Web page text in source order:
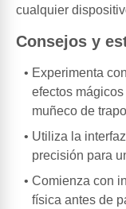
cualquier
Consejos y
Experimenta
efectos
muñeco de
Utiliza la
precisión para
Comienza con
física antes de